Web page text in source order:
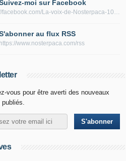
moi sur Facebook
//facebook.com/La-voix-de-Nosterpaca-106434384284735
au flux RSS
https://www.nosterpaca.com/rss
vous pour être averti des nouveaux